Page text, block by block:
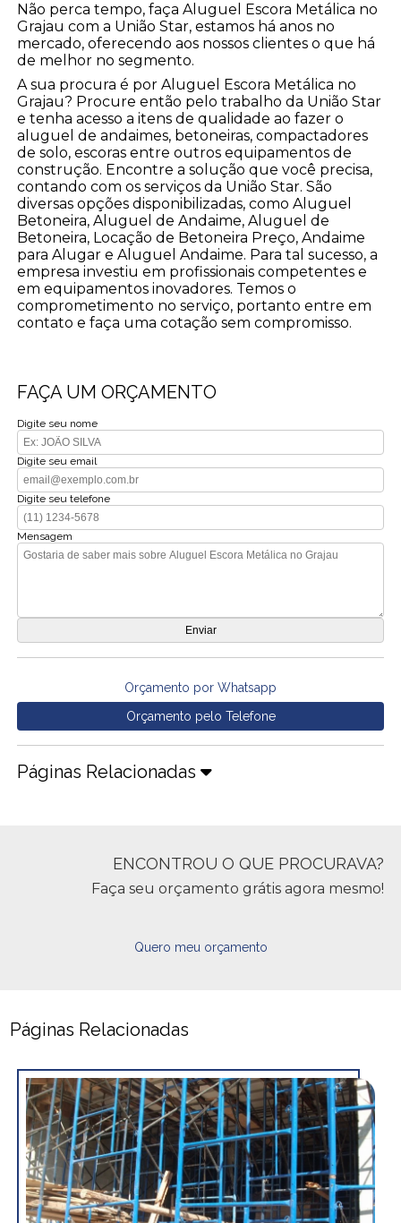
Não perca tempo, faça Aluguel Escora Metálica no
Grajau com a União Star, estamos há anos no
mercado, oferecendo aos nossos clientes o que há
de melhor no segmento.
A sua procura é por Aluguel Escora Metálica no
Grajau? Procure então pelo trabalho da União Star
e tenha acesso a itens de qualidade ao fazer o
aluguel de andaimes, betoneiras, compactadores
de solo, escoras entre outros equipamentos de
construção. Encontre a solução que você precisa,
contando com os serviços da União Star. São
diversas opções disponibilizadas, como Aluguel
Betoneira, Aluguel de Andaime, Aluguel de
Betoneira, Locação de Betoneira Preço, Andaime
para Alugar e Aluguel Andaime. Para tal sucesso, a
empresa investiu em profissionais competentes e
em equipamentos inovadores. Temos o
comprometimento no serviço, portanto entre em
contato e faça uma cotação sem compromisso.
FAÇA UM ORÇAMENTO
Digite seu nome
Digite seu email
Digite seu telefone
Mensagem
Orçamento por Whatsapp
Orçamento pelo Telefone
Páginas Relacionadas
ENCONTROU O QUE PROCURAVA?
Faça seu orçamento grátis agora mesmo!
Quero meu orçamento
Páginas Relacionadas